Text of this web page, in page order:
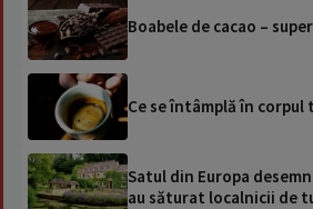
Boabele de cacao –
Ce se întâmplă în corpul
Satul din Europa
au săturat localnicii de